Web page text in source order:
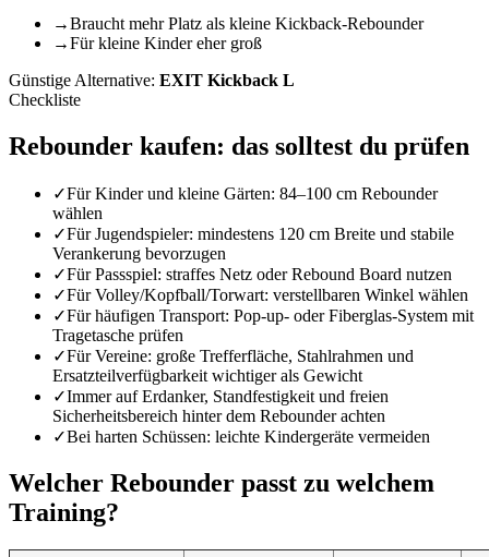
→Braucht mehr Platz als kleine Kickback-Rebounder
→Für kleine Kinder eher groß
Günstige Alternative: EXIT Kickback L
Checkliste
Rebounder kaufen: das solltest du prüfen
✓Für Kinder und kleine Gärten: 84–100 cm Rebounder
wählen
✓Für Jugendspieler: mindestens 120 cm Breite und stabile
Verankerung bevorzugen
✓Für Passspiel: straffes Netz oder Rebound Board nutzen
✓Für Volley/Kopfball/Torwart: verstellbaren Winkel wählen
✓Für häufigen Transport: Pop-up- oder Fiberglas-System mit
Tragetasche prüfen
✓Für Vereine: große Trefferfläche, Stahlrahmen und
Ersatzteilverfügbarkeit wichtiger als Gewicht
✓Immer auf Erdanker, Standfestigkeit und freien
Sicherheitsbereich hinter dem Rebounder achten
✓Bei harten Schüssen: leichte Kindergeräte vermeiden
Welcher Rebounder passt zu welchem
Training?